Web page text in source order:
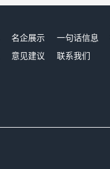
名企展示 一句话信息
意见建议 联系我们